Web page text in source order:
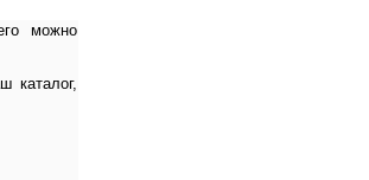
можно
каталог,